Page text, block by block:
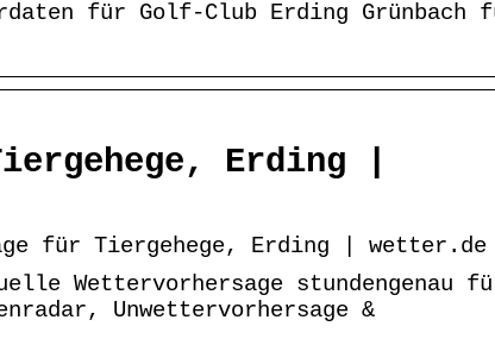
für Golf-Club Erding Grünbach
Erding |
für Tiergehege, Erding | wetter.de
Wettervorhersage stundengenau
Unwettervorhersage &